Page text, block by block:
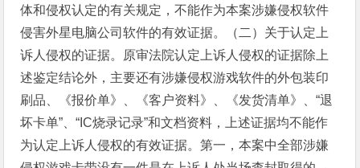
体和侵权认定的有关规定，不能作为本案涉嫌侵权软件
侵害外星电脑公司软件的有效证据。（二）关于认定上
诉人侵权的证据。原审法院认定上诉人侵权的证据除上
述鉴定结论外，主要还有涉嫌侵权游戏软件的外包装印
刷品、《报价单》、《客户资料》、《发货清单》、“退
坏卡单”、“IC烧录记录”和文档资料，上述证据均不能作
为认定上诉人侵权的有效证据。第一，本案中全部涉嫌